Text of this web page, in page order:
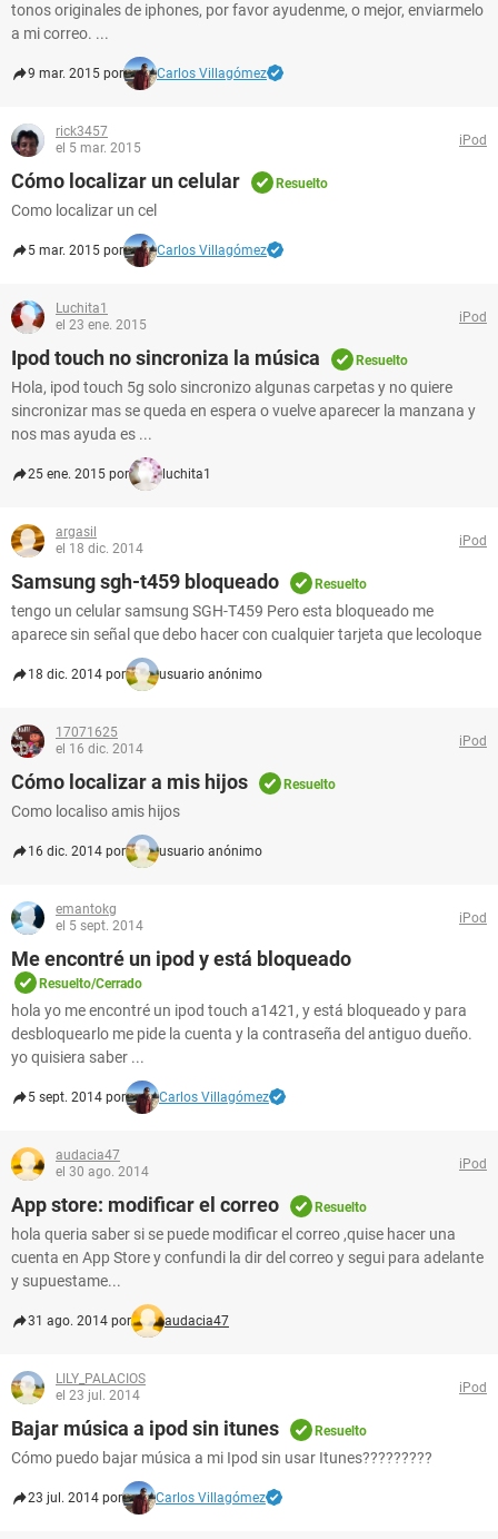
tonos originales de iphones, por favor ayudenme, o mejor, enviarmelo
a mi correo. ...
9 mar. 2015 por Carlos Villagómez
rick3457
el 5 mar. 2015
iPod
Cómo localizar un celular Resuelto
Como localizar un cel
5 mar. 2015 por Carlos Villagómez
Luchita1
el 23 ene. 2015
iPod
Ipod touch no sincroniza la música Resuelto
Hola, ipod touch 5g solo sincronizo algunas carpetas y no quiere
sincronizar mas se queda en espera o vuelve aparecer la manzana y
nos mas ayuda es ...
25 ene. 2015 por luchita1
argasil
el 18 dic. 2014
iPod
Samsung sgh-t459 bloqueado Resuelto
tengo un celular samsung SGH-T459 Pero esta bloqueado me
aparece sin señal que debo hacer con cualquier tarjeta que lecoloque
18 dic. 2014 por usuario anónimo
17071625
el 16 dic. 2014
iPod
Cómo localizar a mis hijos Resuelto
Como localiso amis hijos
16 dic. 2014 por usuario anónimo
emantokg
el 5 sept. 2014
iPod
Me encontré un ipod y está bloqueado
Resuelto/Cerrado
hola yo me encontré un ipod touch a1421, y está bloqueado y para
desbloquearlo me pide la cuenta y la contraseña del antiguo dueño.
yo quisiera saber ...
5 sept. 2014 por Carlos Villagómez
audacia47
el 30 ago. 2014
iPod
App store: modificar el correo Resuelto
hola queria saber si se puede modificar el correo ,quise hacer una
cuenta en App Store y confundi la dir del correo y segui para adelante
y supuestame...
31 ago. 2014 por audacia47
LILY_PALACIOS
el 23 jul. 2014
iPod
Bajar música a ipod sin itunes Resuelto
Cómo puedo bajar música a mi Ipod sin usar Itunes?????????
23 jul. 2014 por Carlos Villagómez